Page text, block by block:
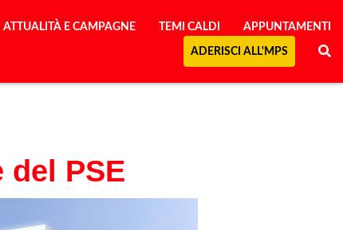
ATTUALITÀ E CAMPAGNE TEMI CALDI APPUNTAMENTI
ADERISCI ALL'MPS
PSE